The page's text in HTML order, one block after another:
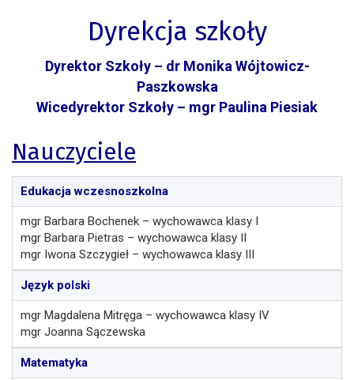
Dyrekcja szkoły
Dyrektor Szkoły – dr Monika Wójtowicz-
Paszkowska
Wicedyrektor Szkoły – mgr Paulina Piesiak
Nauczyciele
Edukacja wczesnoszkolna
mgr Barbara Bochenek – wychowawca klasy I
mgr Barbara Pietras – wychowawca klasy II
mgr Iwona Szczygieł – wychowawca klasy III
Język polski
mgr Magdalena Mitręga – wychowawca klasy IV
mgr Joanna Sączewska
Matematyka